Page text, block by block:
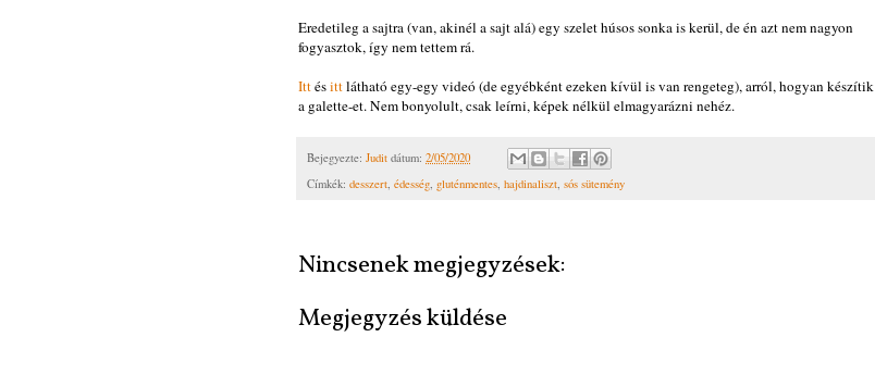
Eredetileg a sajtra (van, akinél a sajt alá) egy szelet húsos sonka is kerül, de én azt nem nagyon
fogyasztok, így nem tettem rá.
Ittésittlátható egy-egy videó (de egyébként ezeken kívül is van rengeteg), arról, hogyan készítik
a galette-et. Nem bonyolult, csak leírni, képek nélkül elmagyarázni nehéz.
Bejegyezte: Judit dátum: 2/05/2020
Címkék: desszert, édesség, gluténmentes, hajdinaliszt, sós sütemény
Nincsenek megjegyzések:
Megjegyzés küldése